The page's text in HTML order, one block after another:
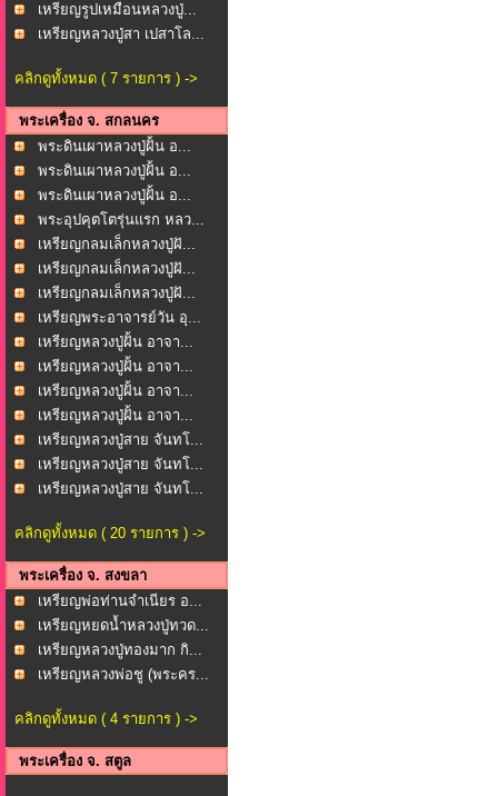
เหรียญรูปเหมือนหลวงปู่...
เหรียญหลวงปู่สา เปสาโล...
คลิกดูทั้งหมด ( 7 รายการ ) ->
พระเครื่อง จ. สกลนคร
พระดินเผาหลวงปู่ฝั้น อ...
พระดินเผาหลวงปู่ฝั้น อ...
พระดินเผาหลวงปู่ฝั้น อ...
พระอุปคุตโตรุ่นแรก หลว...
เหรียญกลมเล็กหลวงปู่ฝั...
เหรียญกลมเล็กหลวงปู่ฝั...
เหรียญกลมเล็กหลวงปู่ฝั...
เหรียญพระอาจารย์วัน อุ...
เหรียญหลวงปู่ฝั้น อาจา...
เหรียญหลวงปู่ฝั้น อาจา...
เหรียญหลวงปู่ฝั้น อาจา...
เหรียญหลวงปู่ฝั้น อาจา...
เหรียญหลวงปู่สาย จันทโ...
เหรียญหลวงปู่สาย จันทโ...
เหรียญหลวงปู่สาย จันทโ...
คลิกดูทั้งหมด ( 20 รายการ ) ->
พระเครื่อง จ. สงขลา
เหรียญพ่อท่านจำเนียร อ...
เหรียญหยดน้ำหลวงปู่ทวด...
เหรียญหลวงปู่ทองมาก กิ...
เหรียญหลวงพ่อชู (พระคร...
คลิกดูทั้งหมด ( 4 รายการ ) ->
พระเครื่อง จ. สตูล